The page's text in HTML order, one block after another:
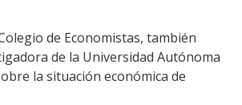
de Economistas, también
de la Universidad Autónoma
la situación económica de